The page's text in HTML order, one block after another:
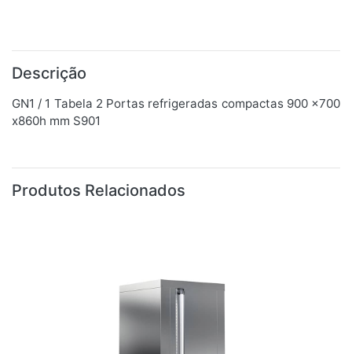
Descrição
GN1 / 1 Tabela 2 Portas refrigeradas compactas 900 x700
x860h mm S901
Produtos Relacionados